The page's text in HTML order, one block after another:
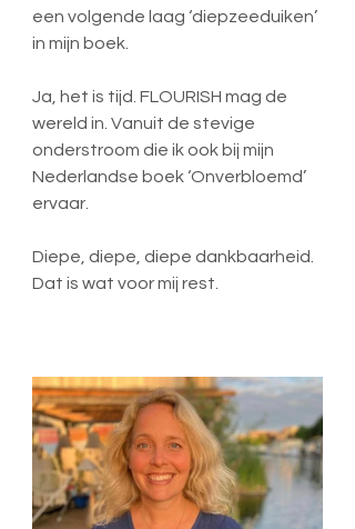
een volgende laag ‘diepzeeduiken’
in mijn boek.
Ja, het is tijd. FLOURISH mag de
wereld in. Vanuit de stevige
onderstroom die ik ook bij mijn
Nederlandse boek ‘Onverbloemd’
ervaar.
Diepe, diepe, diepe dankbaarheid.
Dat is wat voor mij rest.